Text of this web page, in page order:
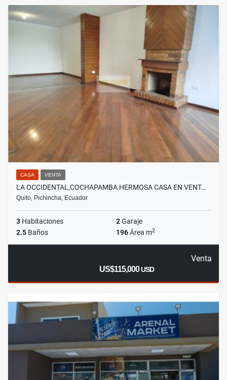
CASA VENTA
LA OCCIDENTAL,COCHAPAMBA HERMOSA CASA EN VENT…
Quito, Pichincha, Ecuador
3 Habitaciones 2Garaje
2.5 Baños 196Área m2
Venta
US$115,000USD